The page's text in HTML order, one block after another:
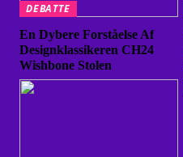
DEBATTE
En Dybere Forståelse Af
Designklassikeren CH24
Wishbone Stolen